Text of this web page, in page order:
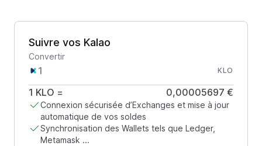
Suivre vos Kalao
Convertir
KLO
1 KLO = 0,00005697 €
Connexion sécurisée d’Exchanges et mise à jour
automatique de vos soldes
Synchronisation des Wallets tels que Ledger,
Metamask ...